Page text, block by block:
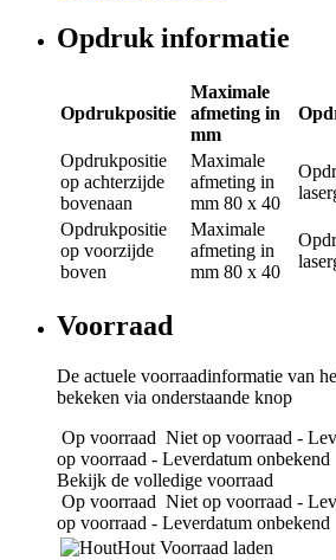
Opdruk informatie
Opdrukpositie
Maximale
afmeting in
mm
Opdrukpositie
op achterzijde
bovenaan
Maximale
afmeting in
mm 80 x 40
Opdrukpositie
op voorzijde
boven
Maximale
afmeting in
mm 80 x 40
Voorraad
De actuele voorraadinformatie van
bekeken via onderstaande knop
Op voorraad Niet op voorraad -
op voorraad - Leverdatum onbekend
Bekijk de volledige voorraad
Op voorraad Niet op voorraad -
op voorraad - Leverdatum onbekend
Hout Voorraad laden